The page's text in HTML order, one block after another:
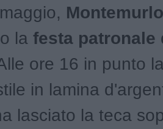
Montemurlo
la festa patronale
ore 16 in punto
in lamina
lasciato la teca